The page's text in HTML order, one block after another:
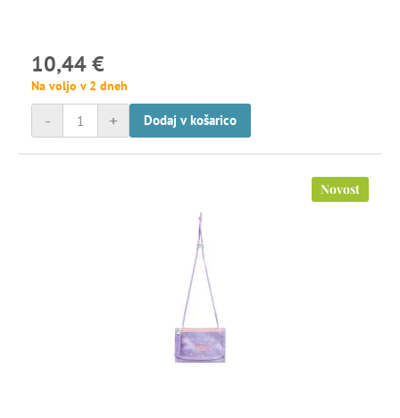
10,44 €
Na voljo v 2 dneh
+
- Dodaj v košarico
Novost